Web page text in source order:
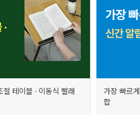
테이블 · 이동식 빨래
가장 빠르
합